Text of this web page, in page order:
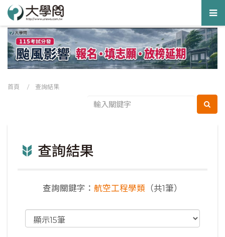
首頁 / 查詢結果
查詢結果
查詢關鍵字： 航空工程學類 （共1筆）